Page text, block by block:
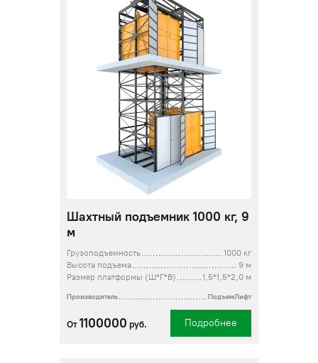
Шахтный подъемник 1000 кг, 9
м
Грузоподъемность
1000 кг
Высота подъема
9 м
Размер платформы (Ш*Г*В)
1,5*1,5*2,0 м
Производитель ПодъемЛифт
От 1100000 руб. Подробнее